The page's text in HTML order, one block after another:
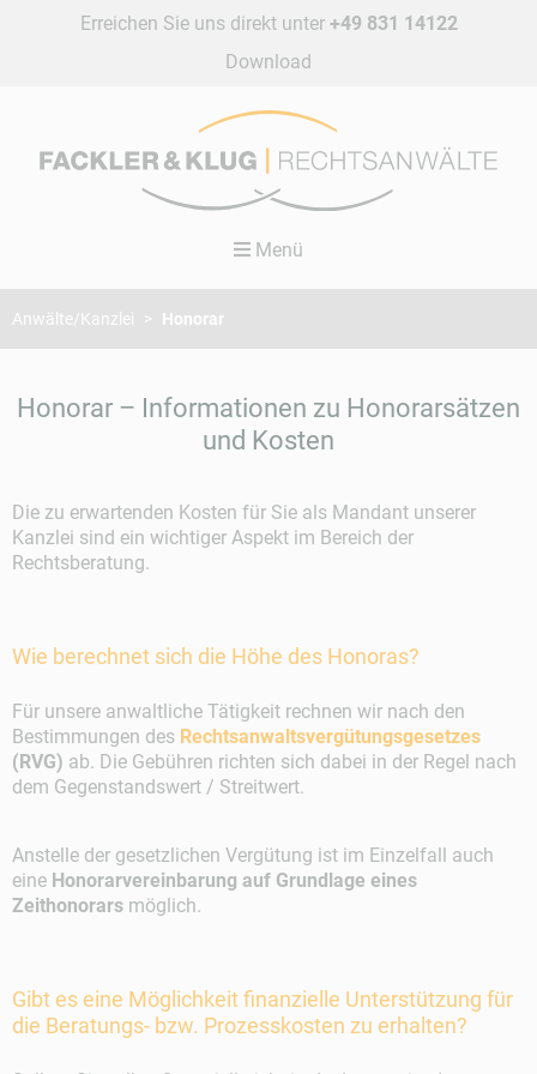
Erreichen Sie uns direkt unter +49 831 14122
Navigation
Download
Menü
Anwälte/Kanzlei Honorar
Honorar – Informationen zu Honorarsätzen
und Kosten
Die zu erwartenden Kosten für Sie als Mandant unserer
Kanzlei sind ein wichtiger Aspekt im Bereich der
Rechtsberatung.
Wie berechnet sich die Höhe des Honoras?
Für unsere anwaltliche Tätigkeit rechnen wir nach den
Bestimmungen des Rechtsanwaltsvergütungsgesetzes
(RVG) ab. Die Gebühren richten sich dabei in der Regel nach
dem Gegenstandswert / Streitwert.
Anstelle der gesetzlichen Vergütung ist im Einzelfall auch
eine Honorarvereinbarung auf Grundlage eines
Zeithonorars möglich.
Gibt es eine Möglichkeit finanzielle Unterstützung für
die Beratungs- bzw. Prozesskosten zu erhalten?